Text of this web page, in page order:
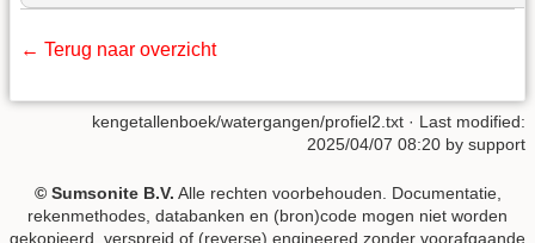
← Terug naar overzicht
kengetallenboek/watergangen/profiel2.txt · Last modified:
2025/04/07 08:20 by support
© Sumsonite B.V. Alle rechten voorbehouden. Documentatie,
rekenmethodes, databanken en (bron)code mogen niet worden
gekopieerd, verspreid of (reverse) engineered zonder voorafgaande